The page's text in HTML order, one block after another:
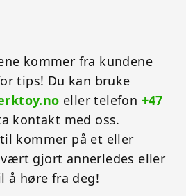
kommer fra kundene
tips! Du kan bruke
eller telefon +47
kontakt med oss.
kommer på et eller
gjort annerledes eller
å høre fra deg!